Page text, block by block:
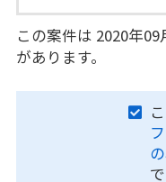
この案件は 2020年
があります。